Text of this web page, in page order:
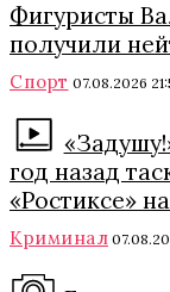
Фигуристы
получили
Спорт 07.08.2026
год назад
«Ростиксе»
Криминал